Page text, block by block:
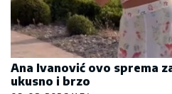
Ana Ivanović ovo sprema
ukusno i brzo